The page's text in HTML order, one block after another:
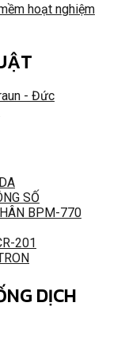
hoạt nghiệm
- Đức
SỐ
BPM-770
201
DỊCH